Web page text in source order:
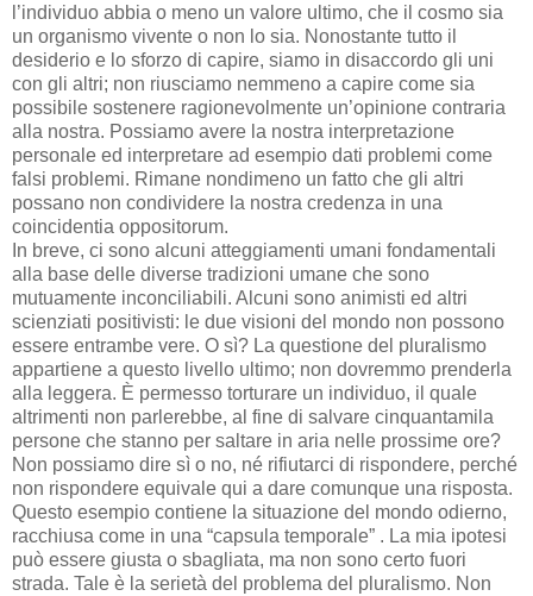
l’individuo abbia o meno un valore ultimo, che il cosmo sia
un organismo vivente o non lo sia. Nonostante tutto il
desiderio e lo sforzo di capire, siamo in disaccordo gli uni
con gli altri; non riusciamo nemmeno a capire come sia
possibile sostenere ragionevolmente un’opinione contraria
alla nostra. Possiamo avere la nostra interpretazione
personale ed interpretare ad esempio dati problemi come
falsi problemi. Rimane nondimeno un fatto che gli altri
possano non condividere la nostra credenza in una
coincidentia oppositorum.
In breve, ci sono alcuni atteggiamenti umani fondamentali
alla base delle diverse tradizioni umane che sono
mutuamente inconciliabili. Alcuni sono animisti ed altri
scienziati positivisti: le due visioni del mondo non possono
essere entrambe vere. O sì? La questione del pluralismo
appartiene a questo livello ultimo; non dovremmo prenderla
alla leggera. È permesso torturare un individuo, il quale
altrimenti non parlerebbe, al fine di salvare cinquantamila
persone che stanno per saltare in aria nelle prossime ore?
Non possiamo dire sì o no, né rifiutarci di rispondere, perché
non rispondere equivale qui a dare comunque una risposta.
Questo esempio contiene la situazione del mondo odierno,
racchiusa come in una “capsula temporale” . La mia ipotesi
può essere giusta o sbagliata, ma non sono certo fuori
strada. Tale è la serietà del problema del pluralismo. Non